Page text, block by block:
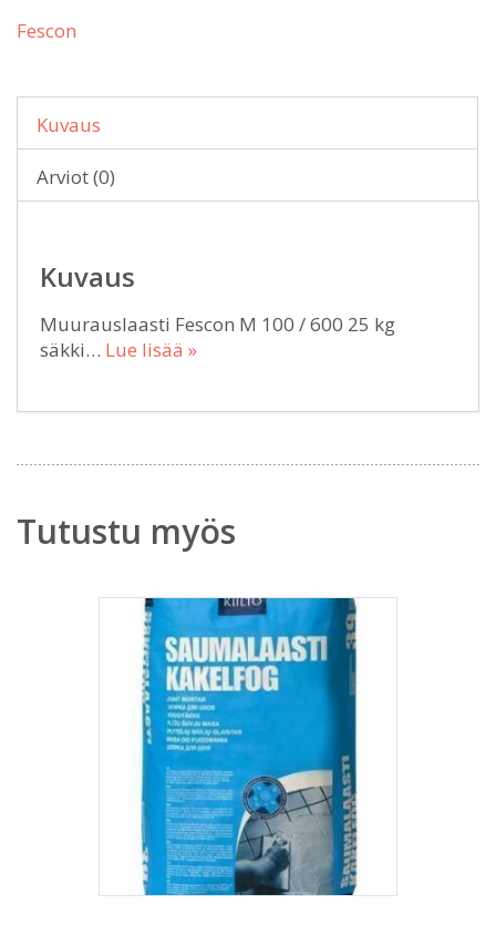
Fescon
Kuvaus
Arviot (0)
Kuvaus
Muurauslaasti Fescon M 100 / 600 25 kg
säkki… Lue lisää »
Tutustu myös